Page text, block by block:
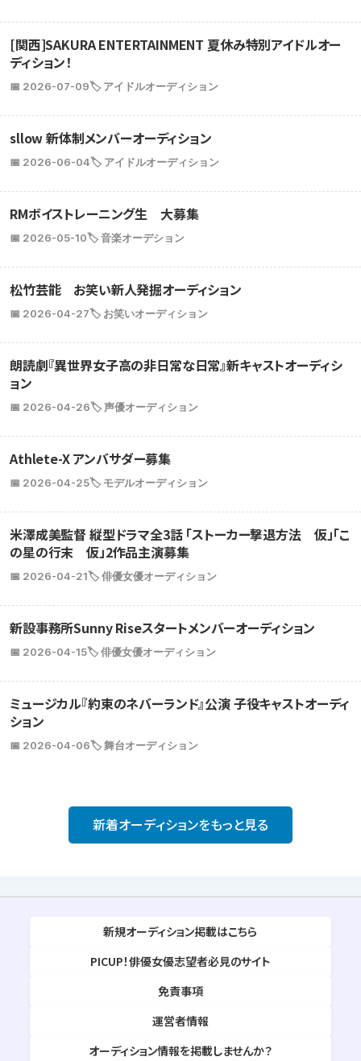
[関西]SAKURA ENTERTAINMENT 夏休み特別アイドルオー
ディション！
📅 2026-07-09🏷️ アイドルオーディション
sllow 新体制メンバーオーディション
📅 2026-06-04🏷️ アイドルオーディション
RMボイストレーニング生 大募集
📅 2026-05-10🏷️ 音楽オーデション
松竹芸能 お笑い新人発掘オーディション
📅 2026-04-27🏷️ お笑いオーディション
朗読劇『異世界女子高の非日常な日常』新キャストオーディシ
ョン
📅 2026-04-26🏷️ 声優オーディション
Athlete-X アンバサダー募集
📅 2026-04-25🏷️ モデルオーディション
米澤成美監督 縦型ドラマ全3話 「ストーカー撃退方法 仮」「こ
の星の行末 仮」2作品主演募集
📅 2026-04-21🏷️ 俳優女優オーディション
新設事務所Sunny Riseスタートメンバーオーディション
📅 2026-04-15🏷️ 俳優女優オーディション
ミュージカル『約束のネバーランド』公演 子役キャストオーディ
ション
📅 2026-04-06🏷️ 舞台オーディション
新着オーディションをもっと見る
新規オーディション掲載はこちら
PICUP！俳優女優志望者必見のサイト
免責事項
運営者情報
オーディション情報を掲載しませんか？